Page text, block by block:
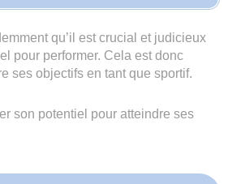
qu’il est crucial et judicieux
pour performer. Cela est donc
ses objectifs en tant que sportif.
son potentiel pour atteindre ses